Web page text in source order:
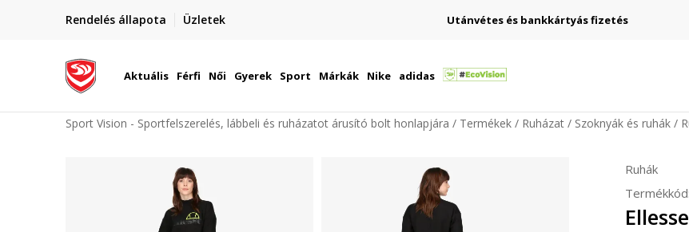
Rendelés állapota Üzletek
Szállítás Magyarország területén Utánvétes és bankkártyás fizetés
Aktuális Férfi Női Gyerek Sport Márkák Nike adidas
Sport Vision - Sportfelszerelés, lábbeli és ruházatot árusító bolt honlapjára Termékek Ruházat Szoknyák és ruhák
Ruhák
Termékkód: